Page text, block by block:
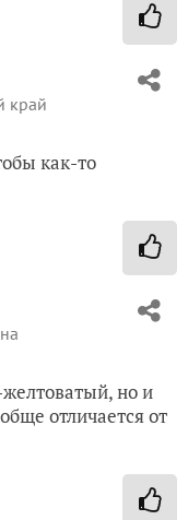
край
как-то
но и
отличается от